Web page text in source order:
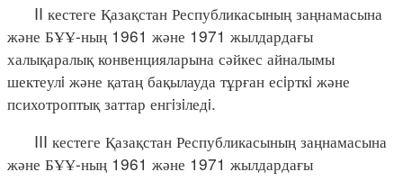
II кестеге Қазақстан Республикасының заңнамасына
және БҰҰ-ның 1961 және 1971 жылдардағы
халықаралық конвенцияларына сәйкес айналымы
шектеулi және қатаң бақылауда тұрған есiрткi және
психотроптық заттар енгiзiледi.
III кестеге Қазақстан Республикасының заңнамасына
және БҰҰ-ның 1961 және 1971 жылдардағы